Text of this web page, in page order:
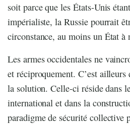
soit parce que les États-Unis
impérialiste, la Russie pourrait
circonstance, au moins un État à
Les armes occidentales ne
et réciproquement. C’est
la solution. Celle-ci réside dans
international et dans la
paradigme de sécurité collective